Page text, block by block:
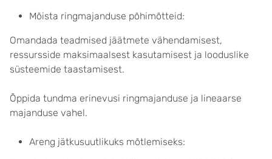
Mõista ringmajanduse põhimõtteid:
Omandada teadmised jäätmete vähendamisest,
ressursside maksimaalsest kasutamisest ja looduslike
süsteemide taastamisest.
Õppida tundma erinevusi ringmajanduse ja lineaarse
majanduse vahel.
Areng jätkusuutlikuks mõtlemiseks: